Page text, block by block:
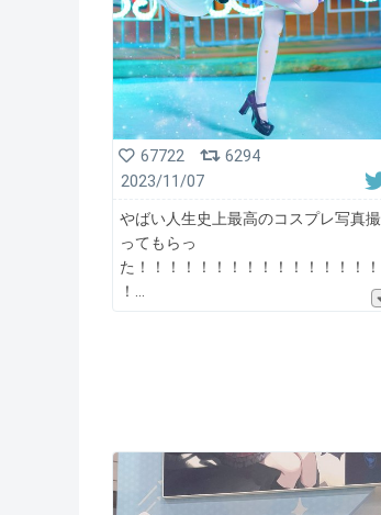
67722
6294
2023/11/07
やばい人生史上最高のコスプレ写真撮
ってもらっ
た！！！！！！！！！！！！！！！！
！